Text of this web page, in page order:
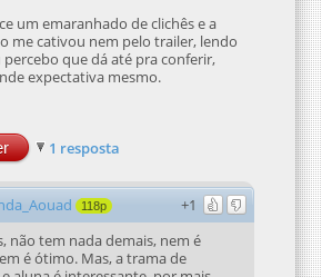
um emaranhado de clichês e a
me cativou nem pelo trailer, lendo
que dá até pra conferir,
expectativa mesmo.
1 resposta
+1
118p
não tem nada demais, nem é
é ótimo. Mas, a trama de